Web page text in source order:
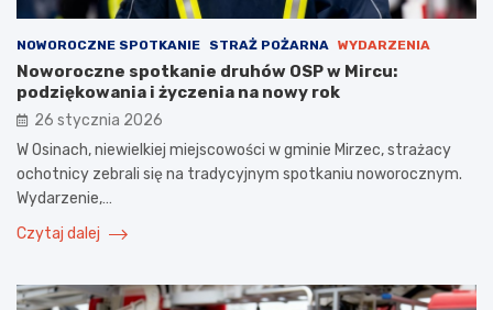
NOWOROCZNE SPOTKANIE STRAŻ POŻARNA WYDARZENIA
Noworoczne spotkanie druhów OSP w Mircu:
podziękowania i życzenia na nowy rok
26 stycznia 2026
W Osinach, niewielkiej miejscowości w gminie Mirzec, strażacy
ochotnicy zebrali się na tradycyjnym spotkaniu noworocznym.
Wydarzenie,…
Czytaj dalej